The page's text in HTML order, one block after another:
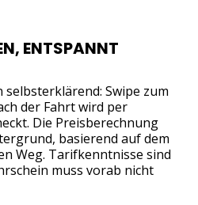
ENTSPANNT
Swipe zum
der Fahrt wird per
Die Preisberechnung
basierend auf dem
Weg. Tarifkenntnisse sind
muss vorab nicht